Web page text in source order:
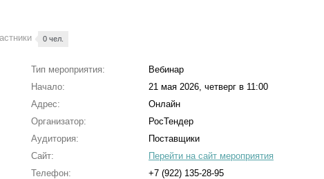
0 чел.
Тип мероприятия:
Вебинар
Начало:
21 мая 2026, четверг в 11:00
Адрес:
Онлайн
Организатор:
РосТендер
Аудитория:
Поставщики
Сайт:
Перейти на сайт мероприятия
Телефон:
+7 (922) 135-28-95